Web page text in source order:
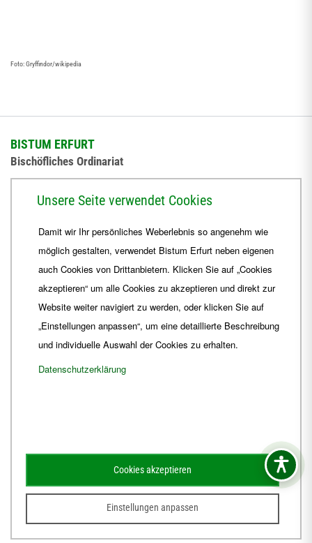
Foto: Gryffindor/wikipedia
BISTUM ERFURT
Bischöfliches Ordinariat
+49 361 6572-444
ordinariat Bistum-Erfurt.de
Schematismus Amtsblatt
© 2026Webdesign für Jena von der DATA HORIZON Digitalagentur
Unsere Seite verwendet Cookies
Damit wir Ihr persönliches Weberlebnis so angenehm wie
möglich gestalten, verwendet Bistum Erfurt neben eigenen
auch Cookies von Drittanbietern. Klicken Sie auf „Cookies
akzeptieren“ um alle Cookies zu akzeptieren und direkt zur
Website weiter navigiert zu werden, oder klicken Sie auf
„Einstellungen anpassen“, um eine detaillierte Beschreibung
und individuelle Auswahl der Cookies zu erhalten.
Datenschutzerklärung
Einstellungen anpassen
Cookies akzeptieren